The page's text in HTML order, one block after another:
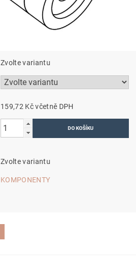
Zvolte variantu
159,72 Kč včetně DPH
Zvolte variantu
KOMPONENTY